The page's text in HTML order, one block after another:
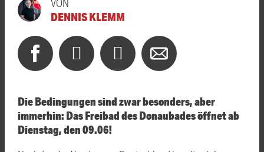
VON
DENNIS KLEMM
Die Bedingungen sind zwar besonders, aber
immerhin: Das Freibad des Donaubades öffnet ab
Dienstag, den 09.06!